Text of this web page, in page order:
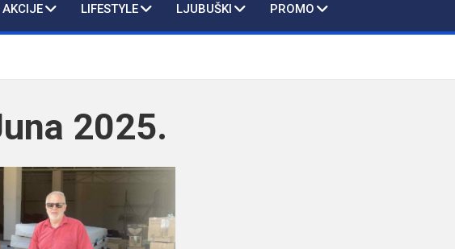
LIFESTYLE LJUBUŠKI PROMO
2025.